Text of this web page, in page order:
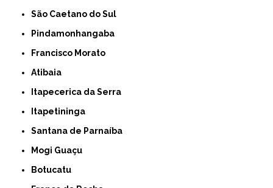
São Caetano do Sul
Pindamonhangaba
Francisco Morato
Atibaia
Itapecerica da Serra
Itapetininga
Santana de Parnaíba
Mogi Guaçu
Botucatu